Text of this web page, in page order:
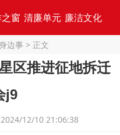
窗 清廉单元 廉洁文化
边事 > 正文
区推进征地拆迁
j9
12/10 21:06:38